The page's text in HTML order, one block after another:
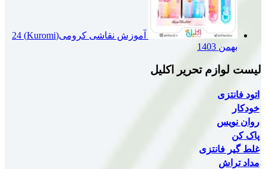
آموزش نقاشی کرومی(Kuromi)
24
بهمن 1403
لیست لوازم تحریر اکلیل
اتود فانتزی
خودکار
روان نویس
پاک کن
غلط گیر فانتزی
مداد تراش